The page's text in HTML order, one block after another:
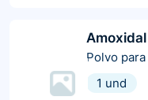
Amoxidal
Polvo
1 und